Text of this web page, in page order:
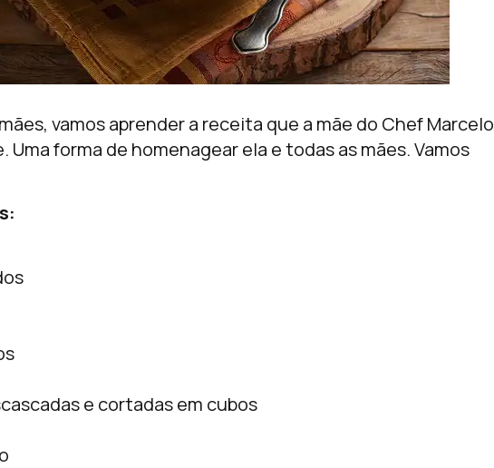
vamos aprender a receita que a mãe do Chef Marcelo
Uma forma de homenagear ela e todas as mães. Vamos
e cortadas em cubos